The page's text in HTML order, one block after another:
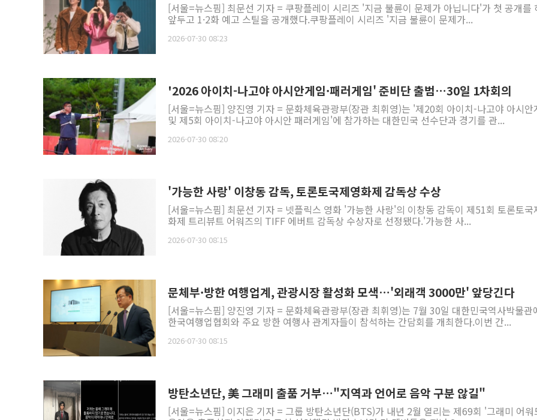
[서울=뉴스핌] 최문선 기자 = 쿠팡플레이 시리즈 '지금 불륜이 문제가 아닙니다'가 첫 공개를
앞두고 1·2화 예고 스틸을 공개했다.쿠팡플레이 시리즈 '지금 불륜이 문제가...
2026-07-30 08:23
'2026 아이치-나고야 아시안게임·패러게임' 준비단 출범…30일 1차회의
[서울=뉴스핌] 양진영 기자 = 문화체육관광부(장관 최휘영)는 '제20회 아이치-나고야 아시안
및 제5회 아이치-나고야 아시안 패러게임'에 참가하는 대한민국 선수단과 경기를 관...
2026-07-30 08:20
'가능한 사랑' 이창동 감독, 토론토국제영화제 감독상 수상
[서울=뉴스핌] 최문선 기자 = 넷플릭스 영화 '가능한 사랑'의 이창동 감독이 제51회 토론토국
화제 트리뷰트 어워즈의 TIFF 에버트 감독상 수상자로 선정됐다.'​가능한 사...
2026-07-30 08:15
문체부·방한 여행업계, 관광시장 활성화 모색…'외래객 3000만' 앞당긴다
[서울=뉴스핌] 양진영 기자 = 문화체육관광부(장관 최휘영)는 7월 30일 대한민국역사박물관
한국여행업협회와 주요 방한 여행사 관계자들이 참석하는 간담회를 개최한다.이번 간...
2026-07-30 08:15
방탄소년단, 美 그래미 출품 거부…"지역과 언어로 음악 구분 않길"
[서울=뉴스핌] 이지은 기자 = 그룹 방탄소년단(BTS)가 내년 2월 열리는 제69회 '그래미 어